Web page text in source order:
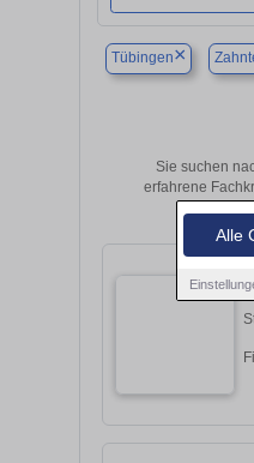
Alle
Tübingen×
Sie suchen
erfahrene